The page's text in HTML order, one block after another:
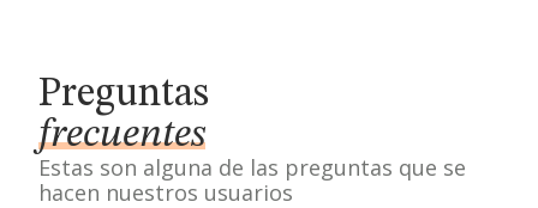
Preguntas
frecuentes
Estas son alguna de las preguntas que se
hacen nuestros usuarios